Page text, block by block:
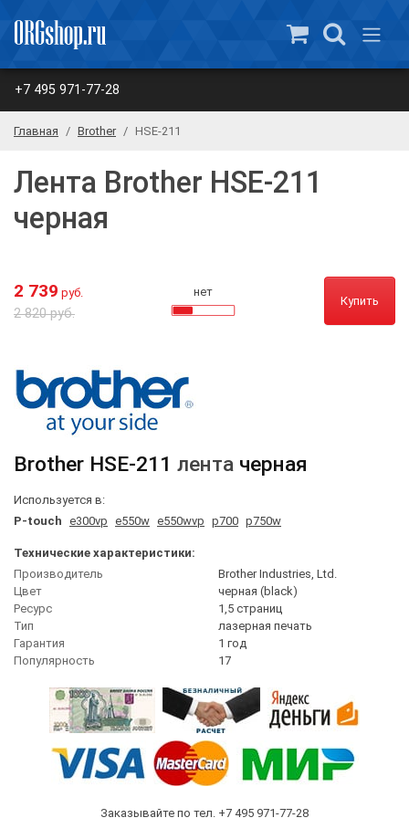
+7 495 971-77-28
Главная Brother HSE-211
Лента Brother HSE-211
черная
2 739 руб.
2 820 руб.
нет
Купить
Brother HSE-211 лента черная
Используется в:
P-touch e300vp e550w e550wvp p700 p750w
Технические характеристики:
Производитель
Brother Industries, Ltd.
Цвет
черная (black)
Ресурс
1,5 страниц
Тип
лазерная печать
Гарантия
1 год
Популярность
17
Заказывайте по тел. +7 495 971-77-28